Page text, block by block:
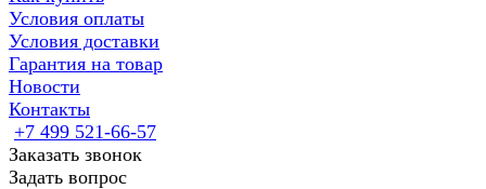
Условия оплаты
Условия доставки
Гарантия на товар
Новости
Контакты
+7 499 521-66-57
Заказать звонок
Задать вопрос